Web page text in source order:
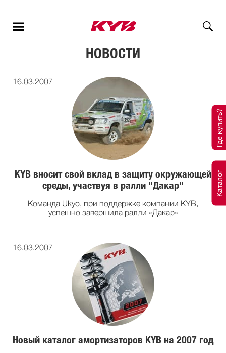
Где купить?
Каталог
НОВОСТИ
16.03.2007
KYB вносит свой вклад в защиту окружающей
среды, участвуя в ралли "Дакар"
Команда Ukyo, при поддержке компании KYB,
успешно завершила ралли «Дакар»
16.03.2007
Новый каталог амортизаторов KYB на 2007 год